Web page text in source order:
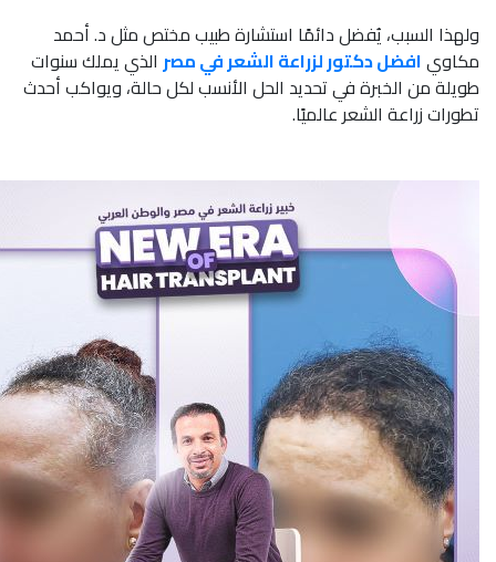
ولهذا السبب، يُفضل دائمًا استشارة طبيب مختص مثل د. أحمد
مكاويافضل دكتور لزراعة الشعر في مصر الذي يملك سنوات
طويلة من الخبرة في تحديد الحل الأنسب لكل حالة، ويواكب أحدث
تطورات زراعة الشعر عالميًا.